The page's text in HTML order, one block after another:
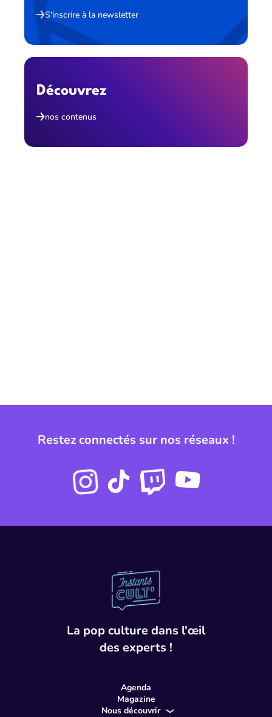
S'inscrire à la newsletter
Découvrez
nos contenus
Restez connectés sur nos réseaux !
Instagram
Tiktok
TwitchYoutube
La pop culture dans l'œil
des experts !
Agenda
Magazine
Nous découvrir